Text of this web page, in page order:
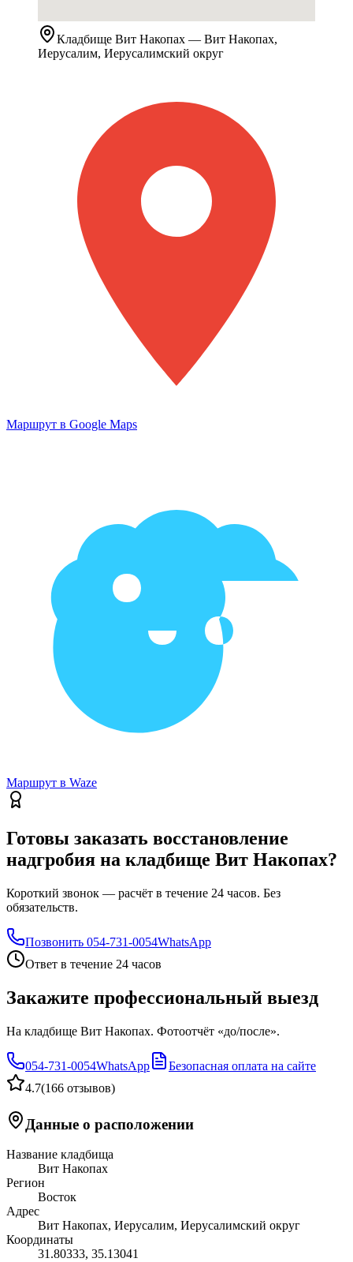
Кладбище Вит Накопах — Вит Накопах,
Иерусалим, Иерусалимский округ
Маршрут в Google Maps
Маршрут в Waze
Готовы заказать восстановление
надгробия на кладбище Вит Накопах?
Короткий звонок — расчёт в течение 24 часов. Без
обязательств.
Позвонить 054-731-0054WhatsApp
Ответ в течение 24 часов
Закажите профессиональный выезд
На кладбище Вит Накопах. Фотоотчёт «до/после».
054-731-0054WhatsApp
Безопасная оплата на сайте
4.7(166 отзывов)
Данные о расположении
Название кладбища
Вит Накопах
Регион
Восток
Адрес
Вит Накопах, Иерусалим, Иерусалимский округ
Координаты
31.80333, 35.13041